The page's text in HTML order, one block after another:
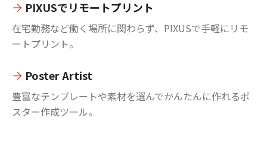
PIXUSでリモートプリント
在宅勤務など働く場所に関わらず、PIXUSで手軽にリモ
ートプリント。
Poster Artist
豊富なテンプレートや素材を選んでかんたんに作れるポ
スター作成ツール。